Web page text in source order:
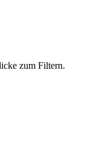
zum Filtern.